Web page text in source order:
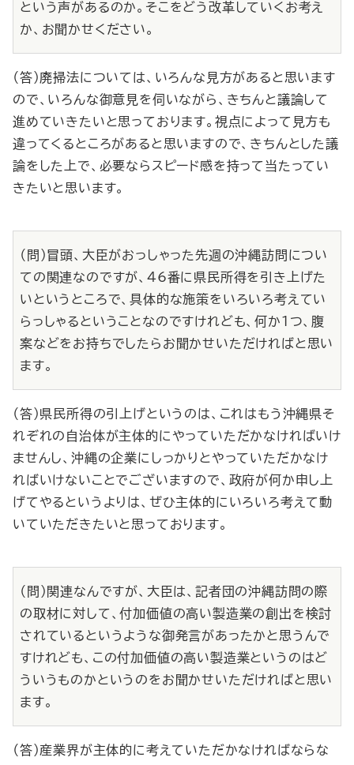
という声があるのか。そこをどう改革していくお考え
か、お聞かせください。
（答）廃掃法については、いろんな見方があると思います
ので、いろんな御意見を伺いながら、きちんと議論して
進めていきたいと思っております。視点によって見方も
違ってくるところがあると思いますので、きちんとした議
論をした上で、必要ならスピード感を持って当たってい
きたいと思います。
（問）冒頭、大臣がおっしゃった先週の沖縄訪問につい
ての関連なのですが、46番に県民所得を引き上げた
いというところで、具体的な施策をいろいろ考えてい
らっしゃるということなのですけれども、何か１つ、腹
案などをお持ちでしたらお聞かせいただければと思い
ます。
（答）県民所得の引上げというのは、これはもう沖縄県そ
れぞれの自治体が主体的にやっていただかなければいけ
ませんし、沖縄の企業にしっかりとやっていただかなけ
ればいけないことでございますので、政府が何か申し上
げてやるというよりは、ぜひ主体的にいろいろ考えて動
いていただきたいと思っております。
（問）関連なんですが、大臣は、記者団の沖縄訪問の際
の取材に対して、付加価値の高い製造業の創出を検討
されているというような御発言があったかと思うんで
すけれども、この付加価値の高い製造業というのはど
ういうものかというのをお聞かせいただければと思い
ます。
（答）産業界が主体的に考えていただかなければならな